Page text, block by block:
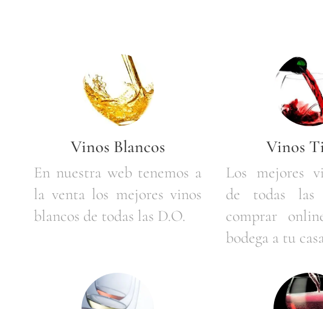
Vinos Blancos
En nuestra web tenemos a
la venta los mejores vinos
blancos de todas las D.O.
Vinos
Los mejores
de todas las
comprar
bodega a tu